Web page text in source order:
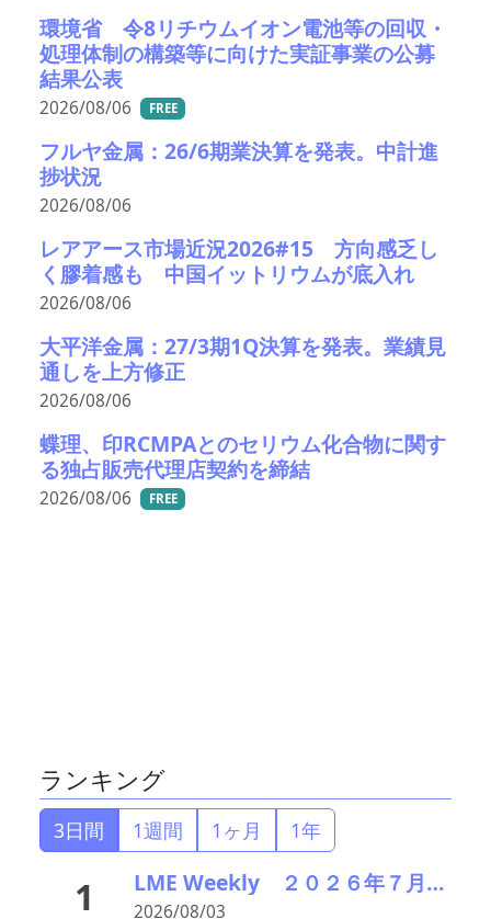
環境省 令8リチウムイオン電池等の回収・
処理体制の構築等に向けた実証事業の公募
結果公表
2026/08/06 FREE
フルヤ金属：26/6期業決算を発表。中計進
捗状況
2026/08/06
レアアース市場近況2026#15 方向感乏し
く膠着感も 中国イットリウムが底入れ
2026/08/06
大平洋金属：27/3期1Q決算を発表。業績見
通しを上方修正
2026/08/06
蝶理、印RCMPAとのセリウム化合物に関す
る独占販売代理店契約を締結
2026/08/06 FREE
ランキング
3日間 1週間 1ヶ月 1年
1 LME Weekly ２０２６年７月２７日－３１日 銅が高値圏維持 供給逼迫と在庫減少で買い優勢
2026/08/03